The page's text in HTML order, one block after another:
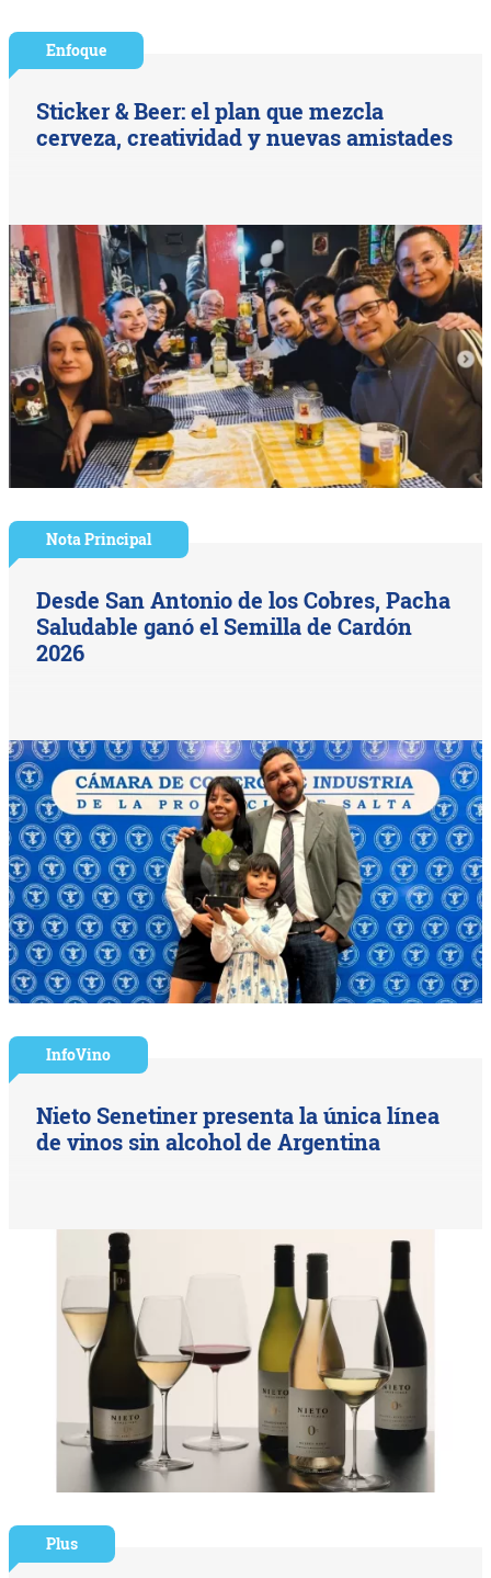
Enfoque
Sticker & Beer: el plan que mezcla
cerveza, creatividad y nuevas amistades
Nota Principal
Desde San Antonio de los Cobres, Pacha
Saludable ganó el Semilla de Cardón
2026
InfoVino
Nieto Senetiner presenta la única línea
de vinos sin alcohol de Argentina
Plus